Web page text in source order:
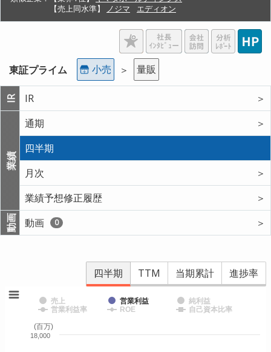
【売上同水準】
ノジマ エディオン
東証プライム 小売 ＞ 量販
IR IR ＞
業績
通期
＞
四半期
月次
＞
業績予想修正履歴
＞
動画 動画 0 ＞
四半期 TTM 当期累計 進捗率
(百万)
売上 営業利益
純利益
営業利益率
ROE 自己資本比率
18,000